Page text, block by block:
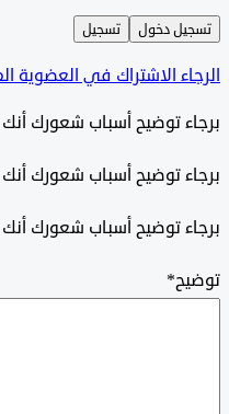
دخول تسجيل
الاشتراك في العضوية
توضيح أسباب شعورك أنك بحاجة
توضيح أسباب شعورك أنك بحاجة
توضيح أسباب شعورك أنك
*